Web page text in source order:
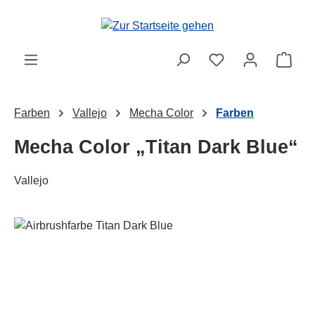
Zum Hauptinhalt springen
Farben Vallejo Mecha Color Farben
Mecha Color „Titan Dark Blue“
Vallejo
Bildergalerie überspringen